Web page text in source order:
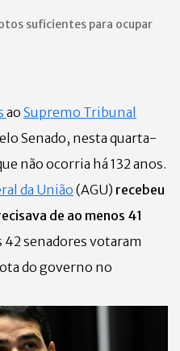
suficientes para ocupar
ao Supremo Tribunal
Senado, nesta quarta-
não ocorria há 132 anos.
da União(AGU) recebeu
de ao menos 41
42 senadores votaram
do governo no